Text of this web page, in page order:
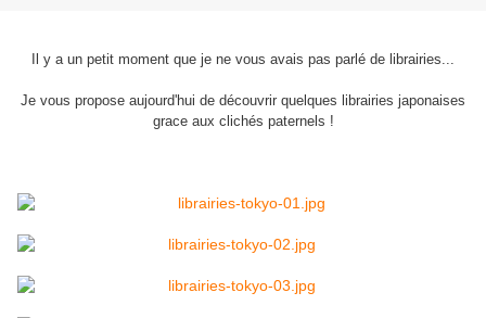
Il y a un petit moment que je ne vous avais pas parlé de librairies...
Je vous propose aujourd'hui de découvrir quelques librairies japonaises
grace aux clichés paternels !